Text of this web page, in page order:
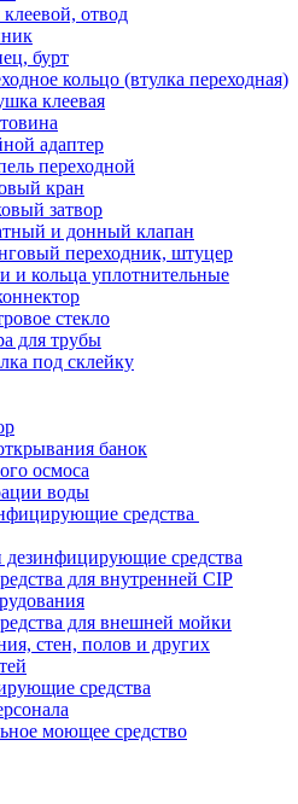
отвод
бурт
кольцо (втулка переходная)
клеевая
адаптер
переходной
кран
затвор
и донный клапан
переходник, штуцер
и кольца уплотнительные
стекло
для трубы
под склейку
банок
осмоса
воды
средства
средства
для внутренней CIP
для внешней мойки
стен, полов и других
средства
моющее средство